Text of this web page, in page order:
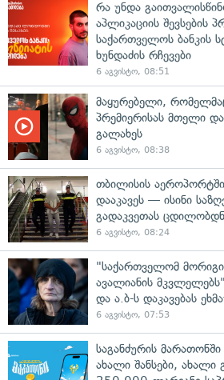
რა უნდა
აპლიკაციის შევსების
საქართველოს ბანკის
ხუნდაძის რჩევები
6 აგვისტო, 08:51
მაყურებელი,
პრემიერისას მთელი
გალახეს
6 აგვისტო, 08:38
თბილისის
დააკავეს — ისინი
გადაკვეთას
6 აგვისტო, 08:24
"საქართველომ
ავალიანის
და ა.ბ-ს დაკავებას
6 აგვისტო, 07:53
საგანძურის
ახალი შანსები, ახალი